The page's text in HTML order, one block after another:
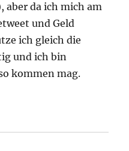
aber da ich mich am
und Geld
ich gleich die
und ich bin
kommen mag.